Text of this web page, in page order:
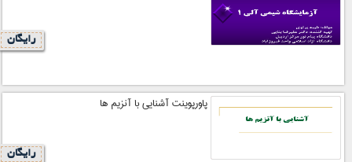
رایگان
پاورپوینت آشنایی با آنزیم ها
رایگان